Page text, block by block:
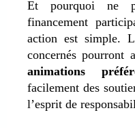
Et pourquoi ne
financement
action est simple.
concernés pourront
animations
facilement des
l’esprit de